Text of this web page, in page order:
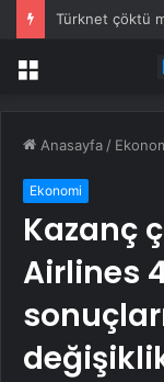
Menü
Anasayfa /
Ekonomi
Kazanç
Airlines